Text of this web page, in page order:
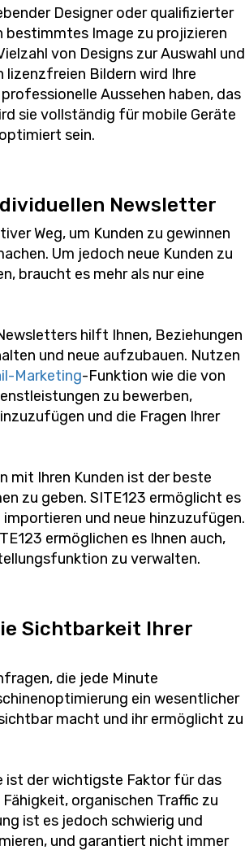
Designer oder qualifizierter
bestimmtes Image zu projizieren
von Designs zur Auswahl und
Bildern wird Ihre
Aussehen haben, das
sie vollständig für mobile Geräte
sein.
Newsletter
Weg, um Kunden zu gewinnen
Um jedoch neue Kunden zu
braucht es mehr als nur eine
hilft Ihnen, Beziehungen
und neue aufzubauen. Nutzen
Marketing-Funktion wie die von
zu bewerben,
und die Fragen Ihrer
mit Ihren Kunden ist der beste
zu geben. SITE123 ermöglicht es
und neue hinzuzufügen.
ermöglichen es Ihnen auch,
zu verwalten.
Sichtbarkeit Ihrer
die jede Minute
ein wesentlicher
macht und ihr ermöglicht zu
ist der wichtigste Faktor für das
organischen Traffic zu
ist es jedoch schwierig und
und garantiert nicht immer